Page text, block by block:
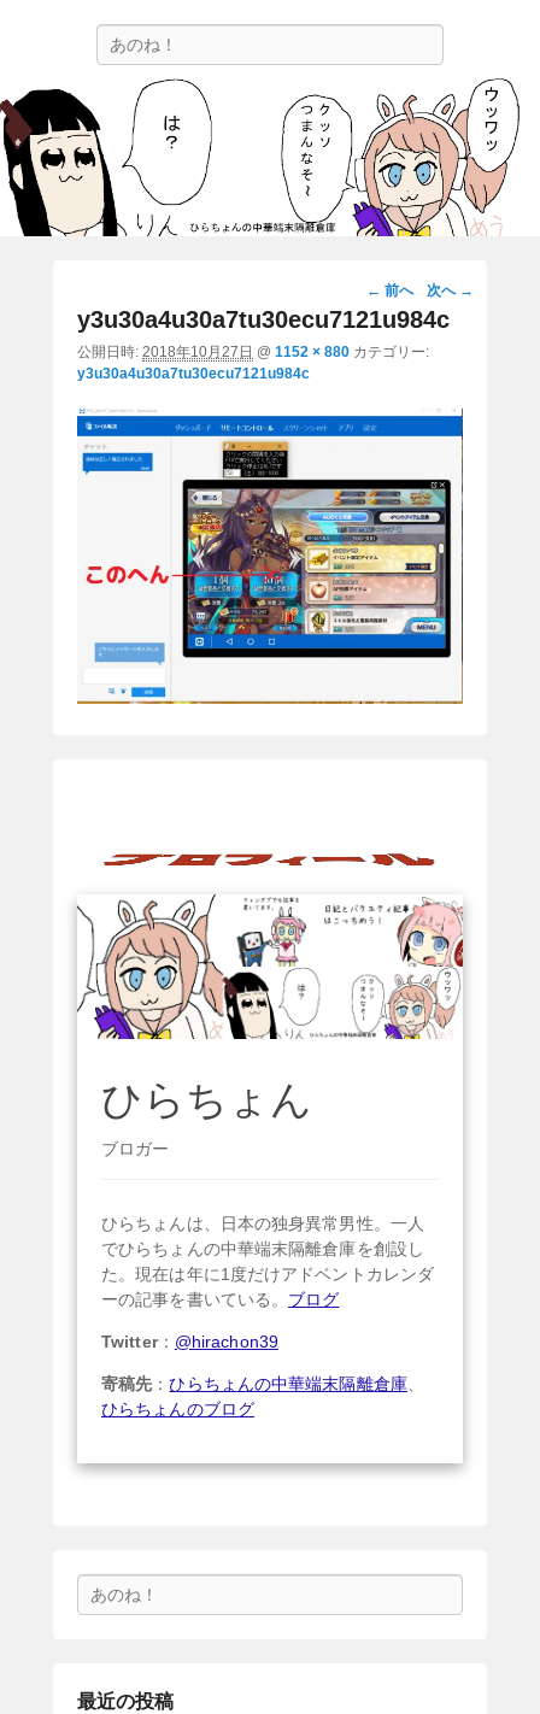
ひらちょんの中華端末隔離倉庫
ほたがページ上部にある検索バーを消してくれたサイトです。
画
像
ー
ン
← 前へ 次へ →
y3u30a4u30a7tu30ecu7121u984c
公開日時: 2018年10月27日 @ 1152 × 880 カテゴリー:
y3u30a4u30a7tu30ecu7121u984c
ひらちょん
ブロガー
ひらちょんは、日本の独身異常男性。一人
でひらちょんの中華端末隔離倉庫を創設し
た。現在は年に1度だけアドベントカレンダ
ーの記事を書いている。 ブログ
Twitter： @hirachon39
寄稿先 ：ひらちょんの中華端末隔離倉庫、
ひらちょんのブログ
索
最近の投稿